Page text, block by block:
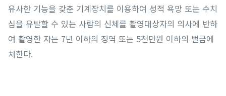
유사한 기능을 갖춘 기계장치를 이용하여 성적 욕망 또는 수치
심을 유발할 수 있는 사람의 신체를 촬영대상자의 의사에 반하
여 촬영한 자는 7년 이하의 징역 또는 5천만원 이하의 벌금에
처한다.